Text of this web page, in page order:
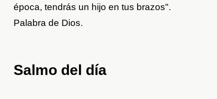
época, tendrás un hijo en tus brazos".
Palabra de Dios.
Salmo del día